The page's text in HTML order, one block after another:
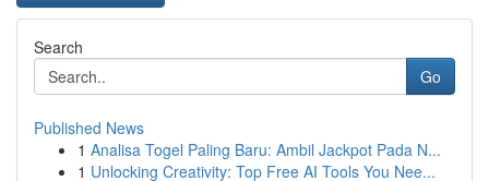
Search
Go
Published News
1 Analisa Togel Paling Baru: Ambil Jackpot Pada N...
1 Unlocking Creativity: Top Free AI Tools You Nee...